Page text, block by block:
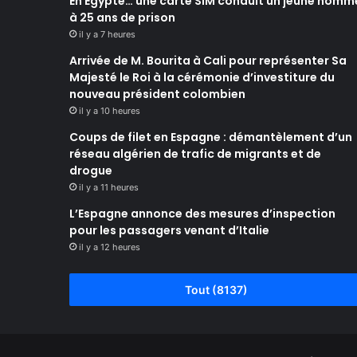
à 25 ans de prison
il y a 7 heures
Arrivée de M. Bourita à Cali pour représenter Sa
Majesté le Roi à la cérémonie d’investiture du
nouveau président colombien
il y a 10 heures
Coups de filet en Espagne : démantèlement d’un
réseau algérien de trafic de migrants et de
drogue
il y a 11 heures
L’Espagne annonce des mesures d’inspection
pour les passagers venant d’Italie
il y a 12 heures
Tout (8137)